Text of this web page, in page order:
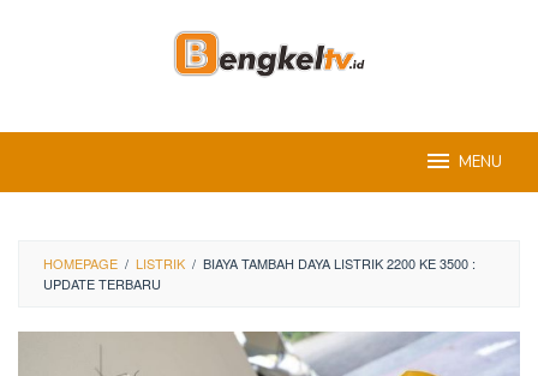
MENU
HOMEPAGE / LISTRIK / BIAYA TAMBAH DAYA LISTRIK 2200 KE 3500 :
UPDATE TERBARU